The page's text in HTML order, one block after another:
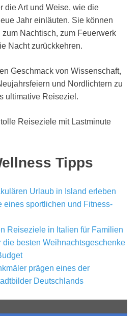
die Art und Weise, wie die
Jahr einläuten. Sie können
Nachtisch, zum Feuerwerk
Nacht zurückkehren.
Geschmack von Wissenschaft,
und Nordlichtern zu
ultimative Reiseziel.
Reiseziele mit Lastminute
Tipps
Urlaub in Island erleben
eines sportlichen und Fitness-
Reiseziele in Italien für Familien
die besten Weihnachtsgeschenke
prägen eines der
Deutschlands